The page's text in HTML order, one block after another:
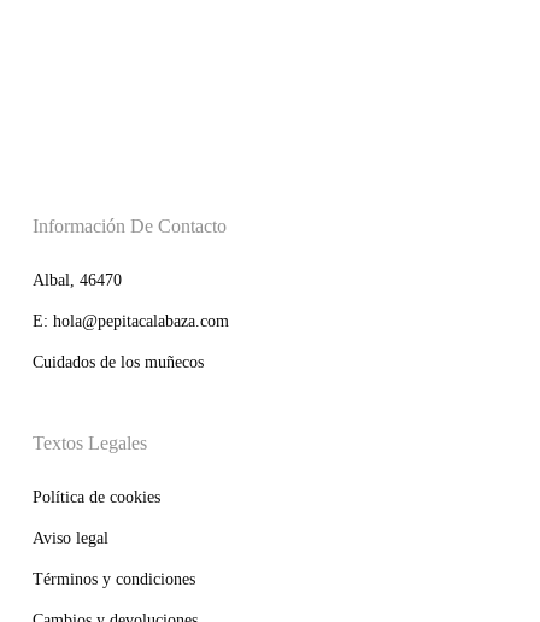
Información De Contacto
Albal, 46470
E: hola@pepitacalabaza.com
Cuidados de los muñecos
Textos Legales
Política de cookies
Aviso legal
Términos y condiciones